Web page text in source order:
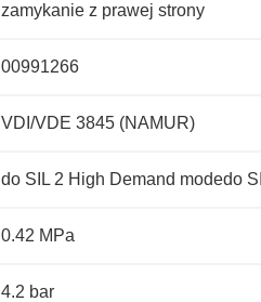
zamykanie z prawej strony
00991266
VDI/VDE 3845 (NAMUR)
do SIL 2 High Demand modedo
0.42 MPa
4.2 bar